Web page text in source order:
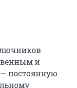
и
постоянную